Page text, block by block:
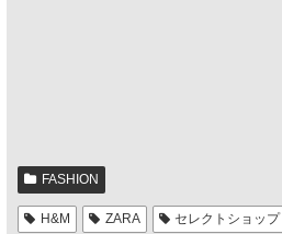
FASHION
H&M ZARA セレクトショップ